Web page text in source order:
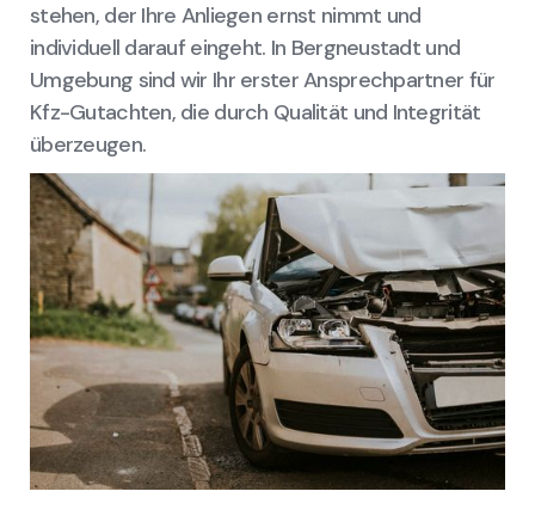
stehen, der Ihre Anliegen ernst nimmt und
individuell darauf eingeht. In Bergneustadt und
Umgebung sind wir Ihr erster Ansprechpartner für
Kfz-Gutachten, die durch Qualität und Integrität
überzeugen.